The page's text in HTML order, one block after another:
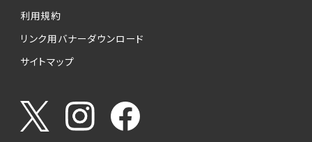
(1)お客様が求人応募フォームより個人情報を
送信した事業主（広告主）への提供
お客様が求職活動・応募等を行った企業による
うやりとり・情報提供（採否・合否の検討を含み
ます）
利用規約
リンク用バナーダウンロード
サイトマップ